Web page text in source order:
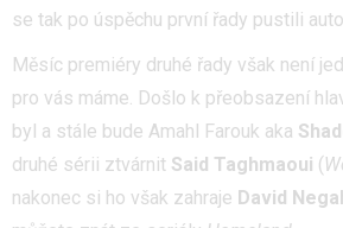
se tak po úspěchu první řady pustili
Měsíc premiéry druhé řady však není
pro vás máme. Došlo k přeobsazení
byl a stále bude Amahl Farouk aka
druhé sérii ztvárnit Said Taghmaoui (
nakonec si ho však zahraje David